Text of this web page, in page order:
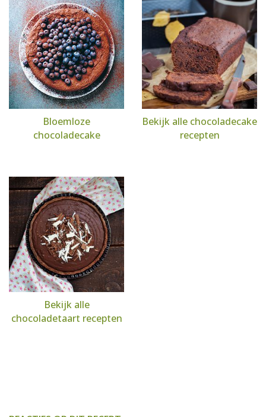
Bloemloze
chocoladecake
Bekijk alle chocoladecake
recepten
Bekijk alle
chocoladetaart recepten